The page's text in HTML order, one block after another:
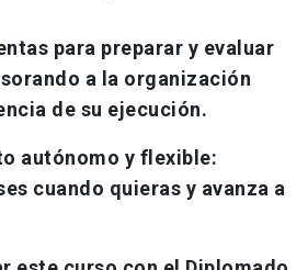
para preparar y evaluar
a la organización
de su ejecución.
autónomo y flexible:
cuando quieras y avanza a